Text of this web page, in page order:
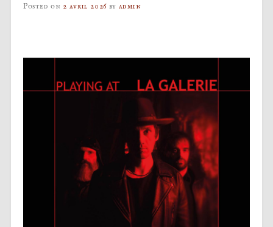
Posted on 2 avril 2026 by admin